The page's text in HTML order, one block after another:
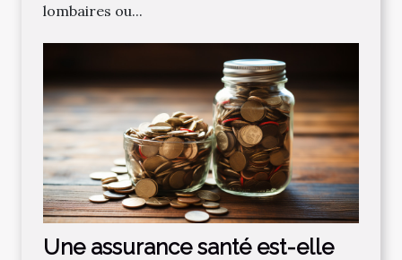
lombaires ou...
Une assurance santé est-elle